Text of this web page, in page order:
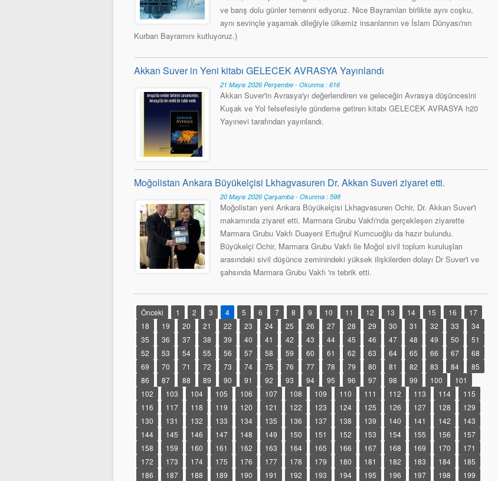
ve barış dolu günler temenni ediyoruz. Nice Bayramları birlikte aynı coşku,
aynı sevinçle yaşamak dileğiyle ülkemiz insanlarının ve İslam Dünyası'nın
Kurban Bayramını kutluyoruz.)
Akkan Suver in Yeni kitabı GELECEK AVRASYA Yayınlandı
21 Mayıs 2026 Perşembe - Okunma : 616
Akkan Suver'in Avrasya'yı değerlendiren ve geleceğin Avrasya düşüncesini
Kuşak ve Yol felsefesiyle gündeme getiren kitabı GELECEK AVRASYA h20
Yayınevi tarafından yayınlandı.
Moğolistan Ankara Büyükelçisi Lkhagvasuren Dr. Akkan Suveri ziyaret etti.
20 Mayıs 2026 Çarşamba - Okunma : 598
Moğolistan yeni Ankara Büyükelçisi Lkhagvasuren Ochir, Dr. Akkan Suver'i
makamında ziyaret etti. Marmara Grubu Vakfı'nda gerçekleşen ziyarette
Marmara Grubu Vakfı Duayeni Ertuğrul Kumcuoğlu da hazır bulundu.
Büyükelçi Ochir, Marmara Grubu Vakfı ile Moğol sivil toplum kuruluşları
arasındaki sivil düşünce zeminindeki yüksek ilişkilerden dolayı Dr Suver'i ve
şahsında Marmara Grubu Vakfı 'nı tebrik etti.
Önceki 1 2 3 4 5 6 7 8 9 10 11 12 13 14 15 16
17
18
19 20 21 22 23 24 25 26 27 28 29 30 31 32 33
34
35
36 37 38 39 40 41 42 43 44 45 46 47 48 49 50
51
52
53 54 55 56 57 58 59 60 61 62 63 64 65 66 67
68
69
70 71 72 73 74 75 76 77 78 79 80 81 82 83 84
85
86
87 88 89 90 91 92 93 94 95 96 97 98 99 100
101
102
103 104 105 106 107 108 109 110 111 112 113 114
115
116
117 118 119 120 121 122 123 124 125 126 127 128
129
130
131 132 133 134 135 136 137 138 139 140 141 142
143
144
145 146 147 148 149 150 151 152 153 154 155 156
157
158
159 160 161 162 163 164 165 166 167 168 169 170
171
172
173 174 175 176 177 178 179 180 181 182 183 184
185
186
187 188 189 190 191 192 193 194 195 196 197 198 199